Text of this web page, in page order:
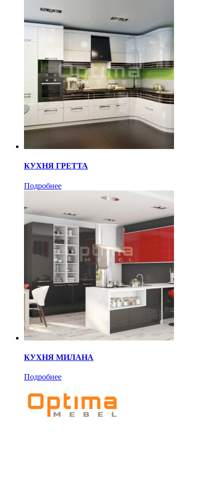
КУХНЯ ГРЕТТА
Подробнее
КУХНЯ МИЛАНА
Подробнее